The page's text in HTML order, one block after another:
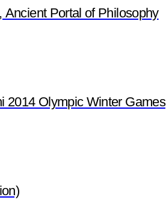
Portal of Philosophy
2014 Olympic Winter Games